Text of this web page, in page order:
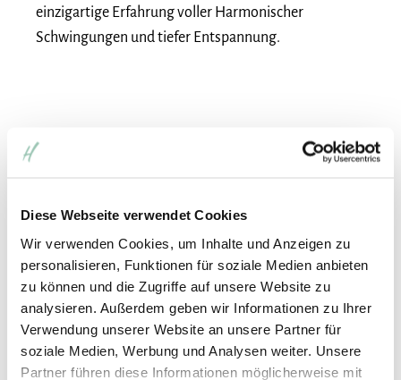
Diese Webseite verwendet Cookies
Wir verwenden Cookies, um Inhalte und Anzeigen zu
personalisieren, Funktionen für soziale Medien anbieten
zu können und die Zugriffe auf unsere Website zu
analysieren. Außerdem geben wir Informationen zu Ihrer
Verwendung unserer Website an unsere Partner für
soziale Medien, Werbung und Analysen weiter. Unsere
Partner führen diese Informationen möglicherweise mit
einzigartige Erfahrung voller Harmonischer
Schwingungen und tiefer Entspannung.